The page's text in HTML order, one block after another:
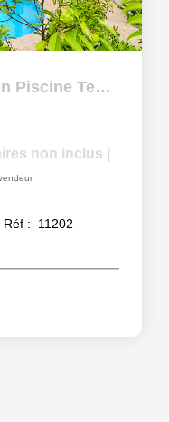
Lyon 5 - T4 - 98 m² - Balcon Piscine Tennis
non inclus
Réf : 11202